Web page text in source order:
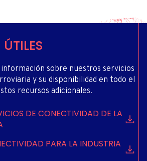
sobre nuestros servicios
y su disponibilidad en todo el
recursos adicionales.
DE CONECTIVIDAD DE LA
PARA LA INDUSTRIA